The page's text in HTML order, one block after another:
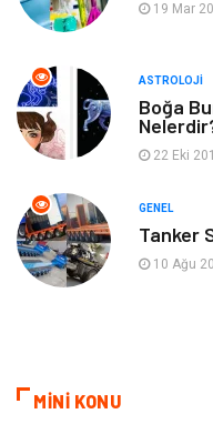
Müzik
Mobilya
Finans
Aksesuar
Astroloji
19 Mar
ASTROLOJI
Boğa
22 Eki
GENEL
Tanker
10 Ağu
MİNİ KONU